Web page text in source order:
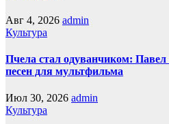
Авг 4, 2026 admin
Культура
Пчела стал одуванчиком:
песен для мультфильма
Июл 30, 2026 admin
Культура